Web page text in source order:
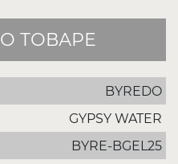
ТОВАРЕ
BYREDO
GYPSY WATER
BYRE-BGEL25